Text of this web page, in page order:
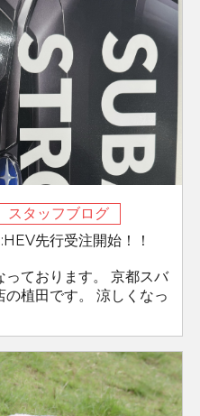
スタッフブログ
先行受注開始！！
っております。 京都スバ
の植田です。 涼しくなっ